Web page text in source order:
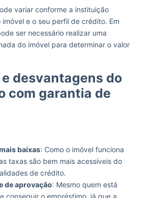
variar conforme a instituição
e o seu perfil de crédito. Em
ser necessário realizar uma
do imóvel para determinar o valor
desvantagens do
com garantia de
baixas: Como o imóvel funciona
taxas são bem mais acessíveis do
de crédito.
de aprovação: Mesmo quem está
conseguir o empréstimo, já que a